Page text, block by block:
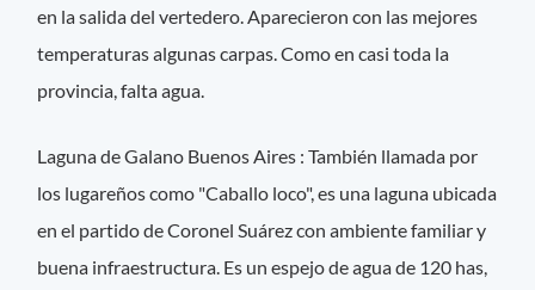
en la salida del vertedero. Aparecieron con las mejores
temperaturas algunas carpas. Como en casi toda la
provincia, falta agua.
Laguna de Galano Buenos Aires : También llamada por
los lugareños como "Caballo loco", es una laguna ubicada
en el partido de Coronel Suárez con ambiente familiar y
buena infraestructura. Es un espejo de agua de 120 has,